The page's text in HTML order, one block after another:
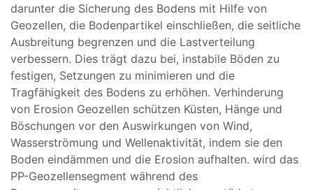
darunter die Sicherung des Bodens mit Hilfe von
Geozellen, die Bodenpartikel einschließen, die seitliche
Ausbreitung begrenzen und die Lastverteilung
verbessern. Dies trägt dazu bei, instabile Böden zu
festigen, Setzungen zu minimieren und die
Tragfähigkeit des Bodens zu erhöhen. Verhinderung
von Erosion Geozellen schützen Küsten, Hänge und
Böschungen vor den Auswirkungen von Wind,
Wasserströmung und Wellenaktivität, indem sie den
Boden eindämmen und die Erosion aufhalten. wird das
PP-Geozellensegment während des